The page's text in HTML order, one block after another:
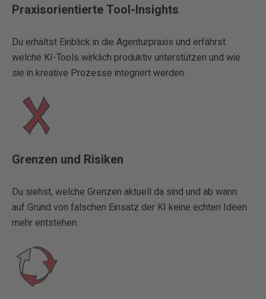
Praxisorientierte Tool-Insights
Du erhältst Einblick in die Agenturpraxis und erfährst
welche KI-Tools wirklich produktiv unterstützen und wie
sie in kreative Prozesse integriert werden.
Grenzen und Risiken
Du siehst, welche Grenzen aktuell da sind und ab wann
auf Grund von falschen Einsatz der KI keine echten Ideen
mehr entstehen.